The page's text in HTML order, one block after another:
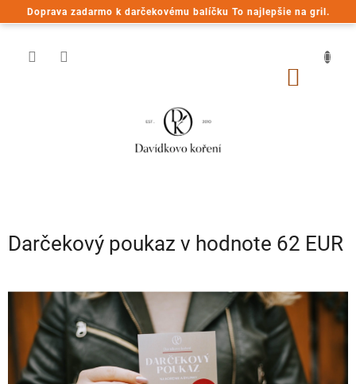
Doprava zadarmo k darčekovému balíčku To najlepšie na gril.
Prejsť
na
Darčekový poukaz v hodnote 62 EUR